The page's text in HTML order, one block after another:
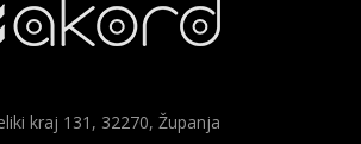
kraj 131, 32270, Županja